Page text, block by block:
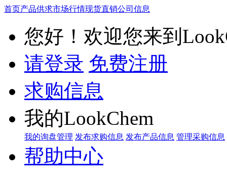
首页产品供求市场行情现货直销公司信息
您好！欢迎您来到
请登录 免费注册
求购信息
我的LookChem
我的询盘管理 发布求购信息 发布产品信息 管理采购信息
帮助中心